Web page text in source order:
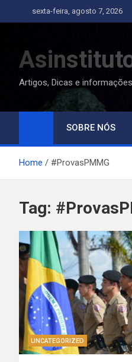
to
sexta-feira, agosto 7, 2026
Artigos, Dicas e informações
SOBRE NÓS
Home #ProvasPMMG
Tag:
UNCATEGORIZED